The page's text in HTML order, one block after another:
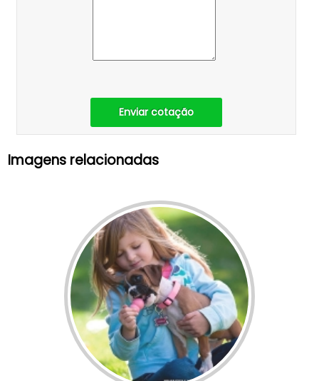
Enviar cotação
Imagens relacionadas